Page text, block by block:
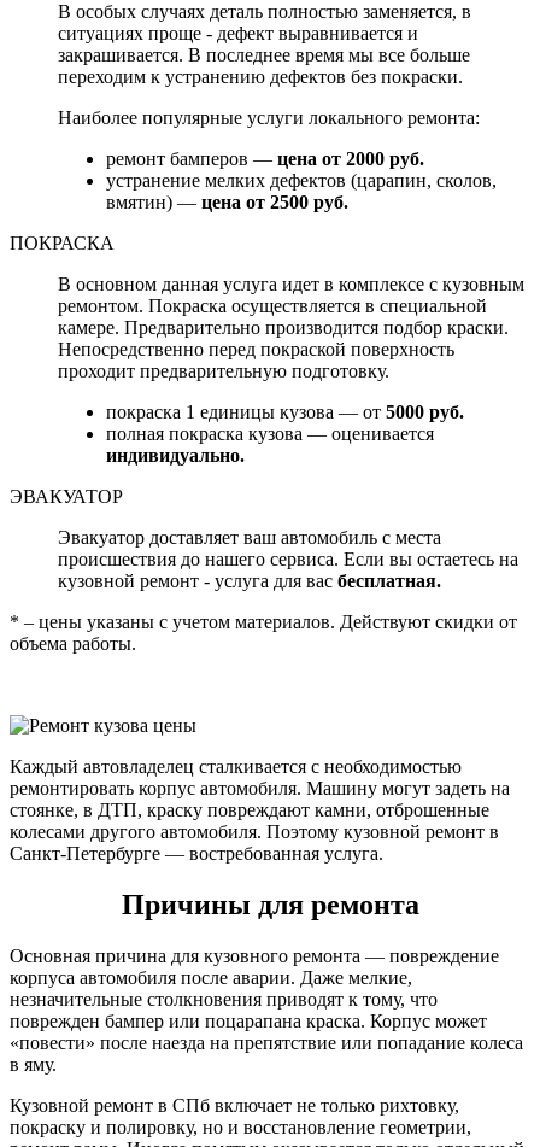
В особых случаях деталь полностью заменяется, в
ситуациях проще - дефект выравнивается и
закрашивается. В последнее время мы все больше
переходим к устранению дефектов без покраски.
Наиболее популярные услуги локального ремонта:
ремонт бамперов — цена от 2000 руб.
устранение мелких дефектов (царапин, сколов,
вмятин) — цена от 2500 руб.
ПОКРАСКА
В основном данная услуга идет в комплексе с кузовным
ремонтом. Покраска осуществляется в специальной
камере. Предварительно производится подбор краски.
Непосредственно перед покраской поверхность
проходит предварительную подготовку.
покраска 1 единицы кузова — от 5000 руб.
полная покраска кузова — оценивается
индивидуально.
ЭВАКУАТОР
Эвакуатор доставляет ваш автомобиль с места
происшествия до нашего сервиса. Если вы остаетесь на
кузовной ремонт - услуга для вас бесплатная.
* – цены указаны с учетом материалов. Действуют скидки от
объема работы.
Каждый автовладелец сталкивается с необходимостью
ремонтировать корпус автомобиля. Машину могут задеть на
стоянке, в ДТП, краску повреждают камни, отброшенные
колесами другого автомобиля. Поэтому кузовной ремонт в
Санкт-Петербурге — востребованная услуга.
Причины для ремонта
Основная причина для кузовного ремонта — повреждение
корпуса автомобиля после аварии. Даже мелкие,
незначительные столкновения приводят к тому, что
поврежден бампер или поцарапана краска. Корпус может
«повести» после наезда на препятствие или попадание колеса
в яму.
Кузовной ремонт в СПб включает не только рихтовку,
покраску и полировку, но и восстановление геометрии,